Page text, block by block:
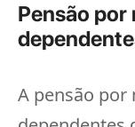
Pensão
A pensão por